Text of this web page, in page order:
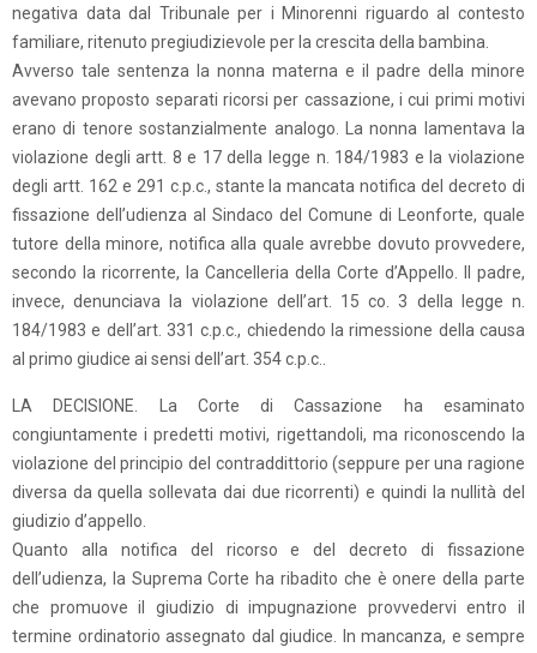
negativa data dal Tribunale per i Minorenni riguardo al contesto
familiare, ritenuto pregiudizievole per la crescita della bambina.
Avverso tale sentenza la nonna materna e il padre della minore
avevano proposto separati ricorsi per cassazione, i cui primi motivi
erano di tenore sostanzialmente analogo. La nonna lamentava la
violazione degli artt. 8 e 17 della legge n. 184/1983 e la violazione
degli artt. 162 e 291 c.p.c., stante la mancata notifica del decreto di
fissazione dell’udienza al Sindaco del Comune di Leonforte, quale
tutore della minore, notifica alla quale avrebbe dovuto provvedere,
secondo la ricorrente, la Cancelleria della Corte d’Appello. Il padre,
invece, denunciava la violazione dell’art. 15 co. 3 della legge n.
184/1983 e dell’art. 331 c.p.c., chiedendo la rimessione della causa
al primo giudice ai sensi dell’art. 354 c.p.c..
LA DECISIONE. La Corte di Cassazione ha esaminato
congiuntamente i predetti motivi, rigettandoli, ma riconoscendo la
violazione del principio del contraddittorio (seppure per una ragione
diversa da quella sollevata dai due ricorrenti) e quindi la nullità del
giudizio d’appello.
Quanto alla notifica del ricorso e del decreto di fissazione
dell’udienza, la Suprema Corte ha ribadito che è onere della parte
che promuove il giudizio di impugnazione provvedervi entro il
termine ordinatorio assegnato dal giudice. In mancanza, e sempre